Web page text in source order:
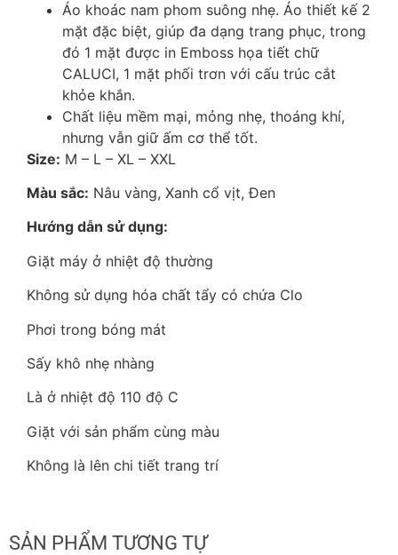
Áo khoác nam phom suông nhẹ. Áo thiết kế 2
mặt đặc biệt, giúp đa dạng trang phục, trong
đó 1 mặt được in Emboss họa tiết chữ
CALUCI, 1 mặt phối trơn với cấu trúc cắt
khỏe khắn.
Chất liệu mềm mại, mỏng nhẹ, thoáng khí,
nhưng vẫn giữ ấm cơ thể tốt.
Size: M – L – XL – XXL
Màu sắc: Nâu vàng, Xanh cổ vịt, Đen
Hướng dẫn sử dụng:
Giặt máy ở nhiệt độ thường
Không sử dụng hóa chất tẩy có chứa Clo
Phơi trong bóng mát
Sấy khô nhẹ nhàng
Là ở nhiệt độ 110 độ C
Giặt với sản phẩm cùng màu
Không là lên chi tiết trang trí
SẢN PHẨM TƯƠNG TỰ